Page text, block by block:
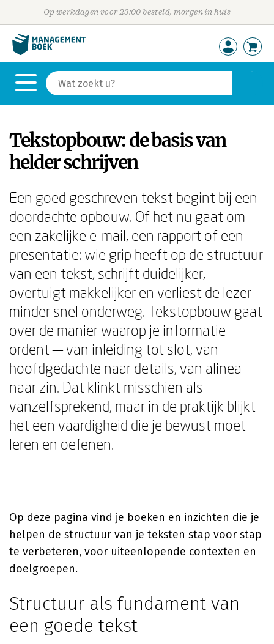
Op werkdagen voor 23:00 besteld, morgen in huis
Tekstopbouw: de basis van
helder schrijven
Een goed geschreven tekst begint bij een
doordachte opbouw. Of het nu gaat om
een zakelijke e-mail, een rapport of een
presentatie: wie grip heeft op de structuur
van een tekst, schrijft duidelijker,
overtuigt makkelijker en verliest de lezer
minder snel onderweg. Tekstopbouw gaat
over de manier waarop je informatie
ordent — van inleiding tot slot, van
hoofdgedachte naar details, van alinea
naar zin. Dat klinkt misschien als
vanzelfsprekend, maar in de praktijk blijkt
het een vaardigheid die je bewust moet
leren en oefenen.
Op deze pagina vind je boeken en inzichten die je
helpen de structuur van je teksten stap voor stap
te verbeteren, voor uiteenlopende contexten en
doelgroepen.
Structuur als fundament van
een goede tekst